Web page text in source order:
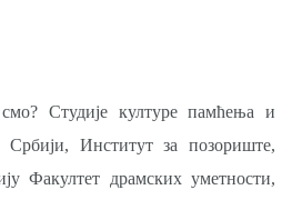
Студије културе памћења и
Србији, Институт за позориште,
Факултет драмских уметности,